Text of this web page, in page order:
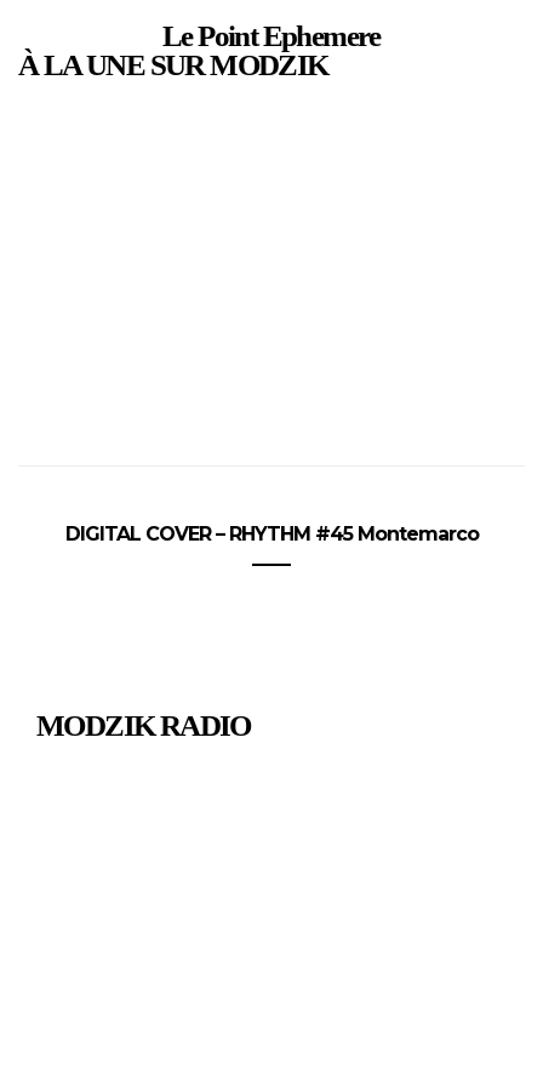
Le Point Ephemere
À LA UNE SUR MODZIK
DIGITAL COVER – RHYTHM #45 Montemarco
MODZIK RADIO